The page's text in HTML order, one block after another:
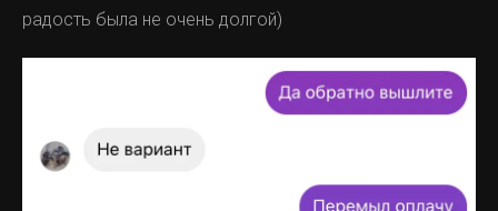
радость была не очень долгой)